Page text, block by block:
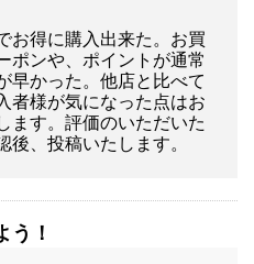
お得に購入出来た。お買
ポンや、ポイントが通常
早かった。他店と比べて
者様が気になった点はお
ます。評価のいただいた
後、投稿いたします。
う！